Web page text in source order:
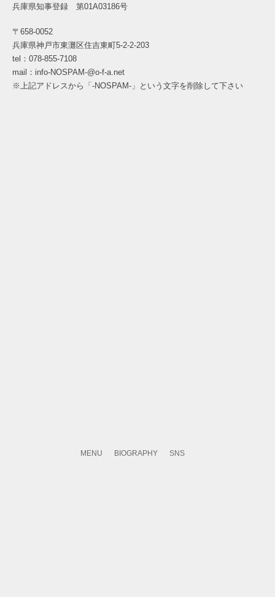
兵庫県知事登録 第01A03186号
〒658-0052
兵庫県神戸市東灘区住吉東町5-2-2-203
tel：078-855-7108
mail：info-NOSPAM-@o-f-a.net
※上記アドレスから「-NOSPAM-」という文字を削除して下さい
MENU BIOGRAPHY SNS